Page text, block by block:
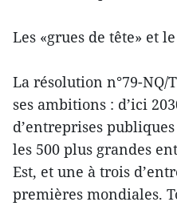
Les «grues de tête» et
La résolution n°79-
ses ambitions : d’ici
d’entreprises
les 500 plus grandes
Est, et une à trois
premières mondiales.